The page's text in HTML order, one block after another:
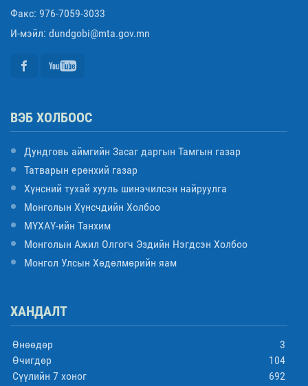
Факс: 976-7059-3033
И-мэйл: dundgobi@mta.gov.mn
ВЭБ ХОЛБООС
Дундговь аймгийн Засаг даргын Тамгын газар
Татварын ерөнхий газар
Хүнсний тухай хууль шинэчилсэн найруулга
Монголын Хүнсчдийн Холбоо
МҮХАҮ-ийн Танхим
Монголын Ажил Олгогч Эздийн Нэгдсэн Холбоо
Монгол Улсын Хөдөлмөрийн яам
ХАНДАЛТ
Өнөөдөр
3
Өчигдөр
104
Сүүлийн 7 хоног
692